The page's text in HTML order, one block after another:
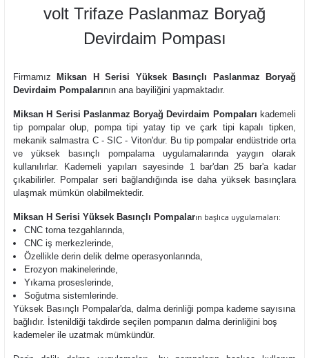
volt Trifaze Paslanmaz Boryağ
Devirdaim Pompası
Firmamız
Miksan H Serisi Yüksek Basınçlı Paslanmaz Boryağ
Devirdaim Pompalarının ana bayiliğini yapmaktadır.
Miksan H Serisi Paslanmaz Boryağ Devirdaim Pompaları kademeli
tip pompalar olup, pompa tipi yatay tip ve çark tipi kapalı tipken,
mekanik salmastra C - SIC - Viton'dur. Bu tip pompalar endüstride orta
ve yüksek basınçlı pompalama uygulamalarında yaygın olarak
kullanılırlar. Kademeli yapıları sayesinde 1 bar'dan 25 bar'a kadar
çıkabilirler. Pompalar seri bağlandığında ise daha yüksek basınçlara
ulaşmak mümkün olabilmektedir.
Miksan H Serisi Yüksek Basınçlı Pompaların başlıca uygulamaları:
CNC torna tezgahlarında,
CNC iş merkezlerinde,
Özellikle derin delik delme operasyonlarında,
Erozyon makinelerinde,
Yıkama proseslerinde,
Soğutma sistemlerinde.
Yüksek Basınçlı Pompalar'da, dalma derinliği pompa kademe sayısına
bağlıdır. İstenildiği takdirde seçilen pompanın dalma derinliğini boş
kademeler ile uzatmak mümkündür.